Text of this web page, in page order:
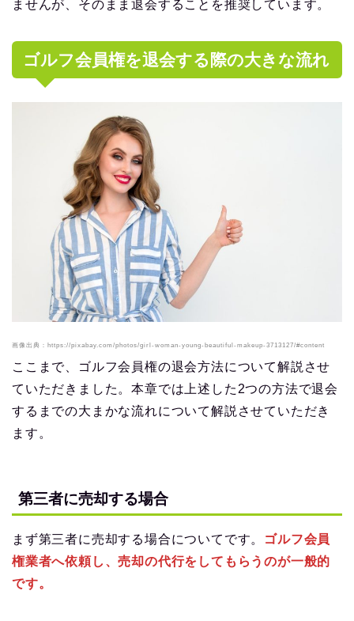
ませんが、そのまま退会することを推奨しています。
ゴルフ会員権を退会する際の大きな流れ
画像出典：https://pixabay.com/photos/girl-woman-young-beautiful-makeup-3713127/#content
ここまで、ゴルフ会員権の退会方法について解説させ
ていただきました。本章では上述した2つの方法で退会
するまでの大まかな流れについて解説させていただき
ます。
第三者に売却する場合
まず第三者に売却する場合についてです。
ゴルフ会員
権業者へ依頼し、売却の代行をしてもらうのが一般的
です。